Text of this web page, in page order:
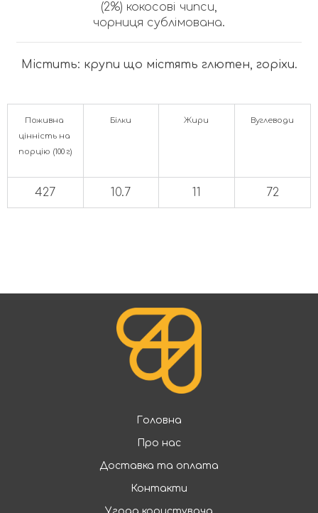
(2%) кокосові чипси,
чорниця сублімована.
Містить: крупи що містять глютен, горіхи.
Поживна
цінність на
порцію (100 г)
Білки Жири Вуглеводи
427 10.7 11 72
Головна
Про нас
Доставка та оплата
Контакти